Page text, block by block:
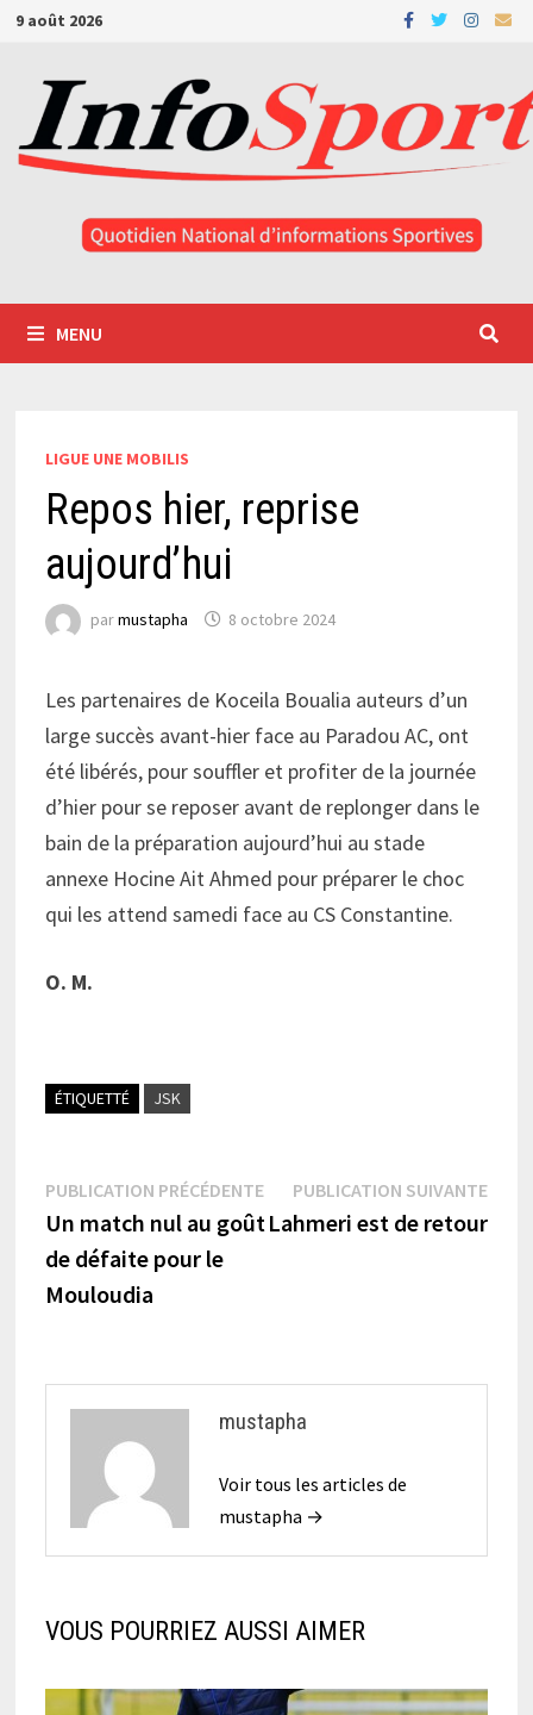
Passer
contenu
9 août 2026
MENU
LIGUE UNE MOBILIS
Repos hier, reprise
aujourd’hui
parmustapha 8 octobre 2024
Les partenaires de Koceila Boualia auteurs d’un
large succès avant-hier face au Paradou AC, ont
été libérés, pour souffler et profiter de la journée
d’hier pour se reposer avant de replonger dans le
bain de la préparation aujourd’hui au stade
annexe Hocine Ait Ahmed pour préparer le choc
qui les attend samedi face au CS Constantine.
O. M.
ÉTIQUETTÉ JSK
Navigation
de
l’article
PUBLICATION PRÉCÉDENTEPublication
précédente :
Un match nul au goût
de défaite pour le
Mouloudia
PUBLICATION SUIVANTE
Lahmeri est de retour
mustapha
Voir tous les articles de
mustapha →
VOUS POURRIEZ AUSSI AIMER